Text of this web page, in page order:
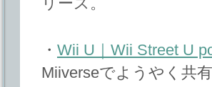
・ Wii U｜Wii Street U
Miiverseでようやく共